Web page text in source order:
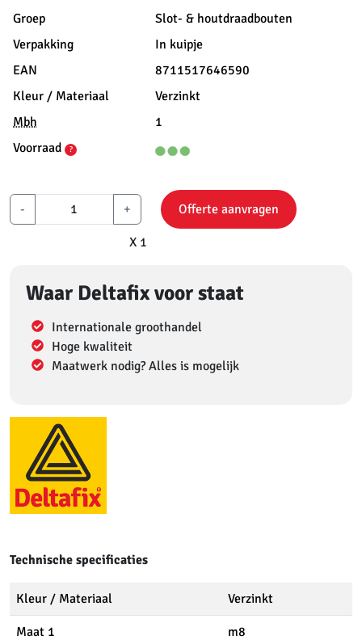
Groep
Slot- & houtdraadbouten
Verpakking
In kuipje
EAN
8711517646590
Kleur / Materiaal
Verzinkt
Mbh
1
Voorraad
?
- +
X 1
Offerte aanvragen
Waar Deltafix voor staat
Internationale groothandel
Hoge kwaliteit
Maatwerk nodig? Alles is mogelijk
Technische specificaties
Kleur / Materiaal Verzinkt
Maat 1 m8